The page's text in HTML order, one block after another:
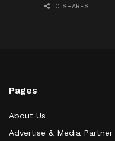
0 SHARES
Pages
About Us
Advertise & Media Partner